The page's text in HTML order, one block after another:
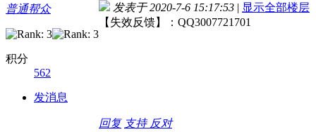
普通帮众
积分
562
发消息
发表于 2020-7-6 15:17:53 | 显示全部楼层
【失效反馈】：QQ3007721701
回复 支持 反对